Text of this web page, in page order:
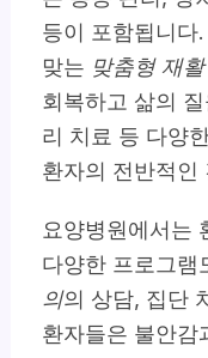
등이 포함됩니다
맞는 맞춤형 재
회복하고 삶의
리 치료 등 다양
환자의 전반적인
요양병원에서는
다양한 프로그램
의의 상담, 집단
환자들은 불안감